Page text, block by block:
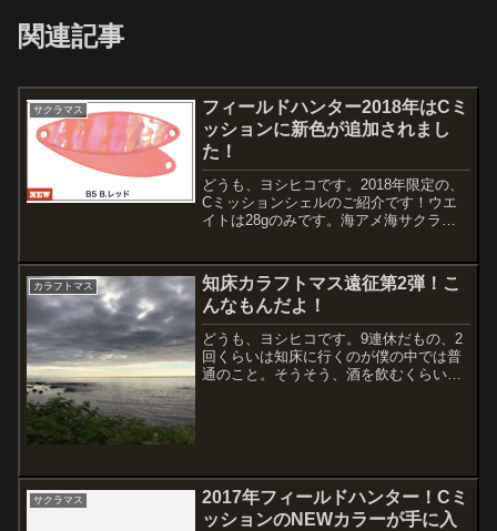
関連記事
サクラマス
フィールドハンター2018年はCミ
ッションに新色が追加されまし
た！
どうも、ヨシヒコです。2018年限定の、
Cミッションシェルのご紹介です！ウエ
イトは28gのみです。海アメ海サクラに
設計になっています。この後方重心によ
り、飛行姿勢が安定...
カラフトマス
知床カラフトマス遠征第2弾！こ
んなもんだよ！
どうも、ヨシヒコです。9連休だもの、2
回くらいは知床に行くのが僕の中では普
通のこと。そうそう、酒を飲むくらいに
サクラマス
2017年フィールドハンター！Cミ
ッションのNEWカラーが手に入